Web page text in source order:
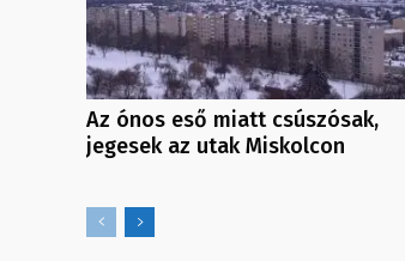
Az ónos eső miatt csúszósak,
jegesek az utak Miskolcon